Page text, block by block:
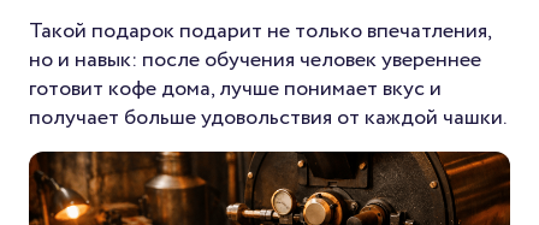
Такой подарок подарит не только впечатления,
но и навык: после обучения человек увереннее
готовит кофе дома, лучше понимает вкус и
получает больше удовольствия от каждой чашки.